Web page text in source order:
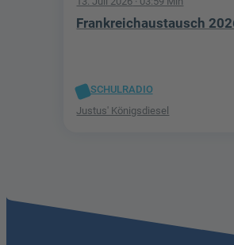
Frankreichaustausch
SCHULRADIO
Justus' Königsdiesel